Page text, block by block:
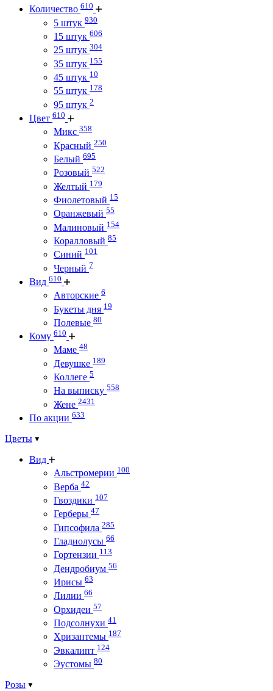
Количество 610
5 штук 930
15 штук 606
25 штук 304
35 штук 155
45 штук 10
55 штук 178
95 штук 2
Цвет 610
Микс 358
Красный 250
Белый 695
Розовый 522
Желтый 179
Фиолетовый 15
Оранжевый 55
Малиновый 154
Коралловый 85
Синий 101
Черный 7
Вид 610
Авторские 6
Букеты дня 19
Полевые 80
Кому 610
Маме 48
Девушке 189
Коллеге 5
На выписку 558
Жене 2431
По акции 633
Цветы
Вид
Альстромерии 100
Верба 42
Гвоздики 107
Герберы 47
Гипсофила 285
Гладиолусы 66
Гортензии 113
Дендробиум 56
Ирисы 63
Лилии 66
Орхидеи 57
Подсолнухи 41
Хризантемы 187
Эвкалипт 124
Эустомы 80
Розы